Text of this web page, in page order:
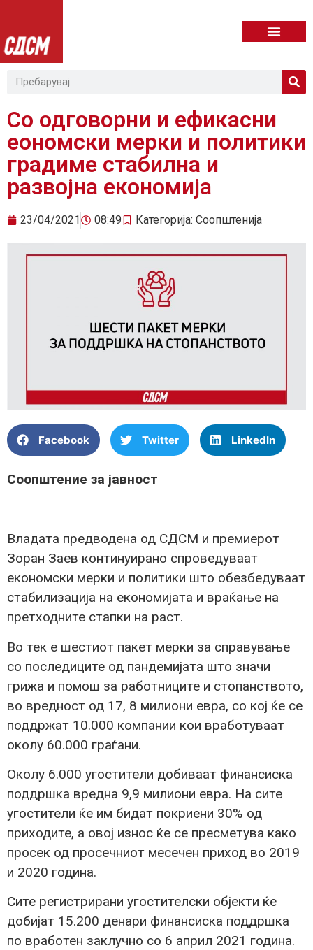
Со одговорни и ефикасни
еономски мерки и политики
градиме стабилна и
развојна економија
23/04/2021 08:49 Категорија: Соопштенија
Facebook Twitter LinkedIn
Соопштение за јавност
Владата предводена од СДСМ и премиерот
Зоран Заев континуирано спроведуваат
економски мерки и политики што обезбедуваат
стабилизација на економијата и враќање на
претходните стапки на раст.
Во тек е шестиот пакет мерки за справување
со последиците од пандемијата што значи
грижа и помош за работниците и стопанството,
во вредност од 17, 8 милиони евра, со кој ќе се
поддржат 10.000 компании кои вработуваат
околу 60.000 граѓани.
Околу 6.000 угостители добиваат финансиска
поддршка вредна 9,9 милиони евра. На сите
угостители ќе им бидат покриени 30% од
приходите, а овој износ ќе се пресметува како
просек од просечниот месечен приход во 2019
и 2020 година.
Сите регистрирани угостителски објекти ќе
добијат 15.200 денари финансиска поддршка
по вработен заклучно со 6 април 2021 година.